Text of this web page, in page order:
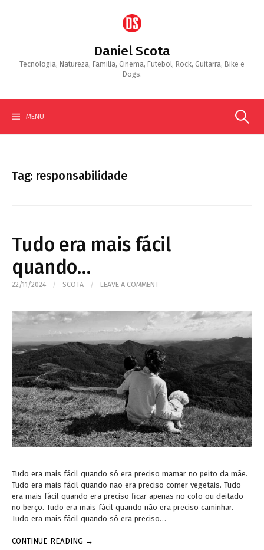
Daniel Scota
Tecnologia, Natureza, Familia, Cinema, Futebol, Rock, Guitarra, Bike e
Dogs.
MENU Search
Tag: responsabilidade
Tudo era mais fácil
quando…
22/11/2024 / SCOTA / LEAVE A COMMENT
Tudo era mais fácil quando só era preciso mamar no peito da mãe.
Tudo era mais fácil quando não era preciso comer vegetais. Tudo
era mais fácil quando era preciso ficar apenas no colo ou deitado
no berço. Tudo era mais fácil quando não era preciso caminhar.
Tudo era mais fácil quando só era preciso…
CONTINUE READING →